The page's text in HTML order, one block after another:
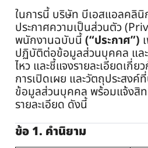
ในการนี้ บริษัท บีเอสแอลคลินิ
ประกาศความเป็นส่วนตัว
พนักงานฉบับนี้ (“ประกาศ”)
ปฏิบัติต่อข้อมูลส่วนบุคคล แล
ไหว และชี้แจงรายละเอียดเกี่ย
การเปิดเผย และวัตถุประสงค์
ข้อมูลส่วนบุคคล พร้อมแจ้งสิ
รายละเอียด ดังนี้
ข้อ 1. คำนิยาม